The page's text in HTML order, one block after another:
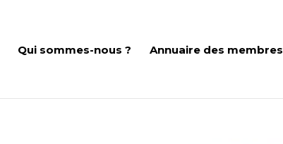
Qui sommes-nous ? Annuaire des membres